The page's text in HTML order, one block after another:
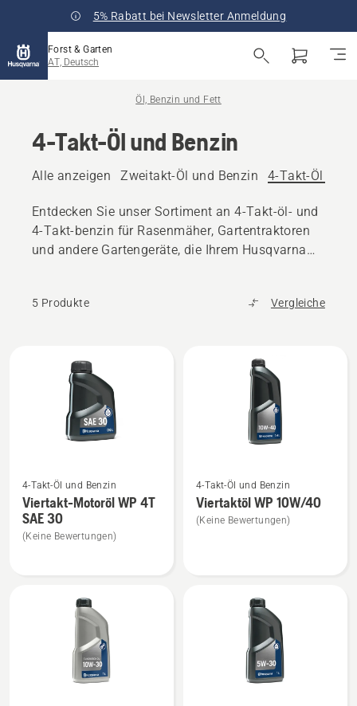
5% Rabatt bei Newsletter Anmeldung
Forst & Garten
AT, Deutsch
Öl, Benzin und Fett
4-Takt-Öl und Benzin
Alle anzeigen Zweitakt-Öl und Benzin 4-Takt-Öl und
Entdecken Sie unser Sortiment an 4-Takt-öl- und
4-Takt-benzin für Rasenmäher, Gartentraktoren
und andere Gartengeräte, die Ihrem Husqvarna
5 Produkte Vergleiche
Produkte
Details
Viertakt-
Motoröl
4-Takt-Öl und Benzin
Viertakt-Motoröl WP 4T
SAE 30
(Keine Bewertungen)
Details
Viertaktöl
4-Takt-Öl und Benzin
Viertaktöl WP 10W/40
(Keine Bewertungen)